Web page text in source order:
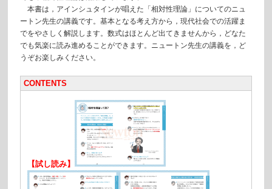
本書は，アインシュタインが唱えた「相対性理論」についてのニュ
ートン先生の講義です。基本となる考え方から，現代社会での活躍ま
でをやさしく解説します。数式はほとんど出てきませんから，どなた
でも気楽に読み進めることができます。ニュートン先生の講義を，ど
うぞお楽しみください。
CONTENTS
【試し読み】